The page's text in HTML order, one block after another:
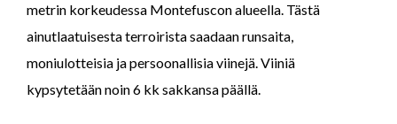
metrin korkeudessa Montefuscon alueella. Tästä
ainutlaatuisesta terroirista saadaan runsaita,
moniulotteisia ja persoonallisia viinejä. Viiniä
kypsytetään noin 6 kk sakkansa päällä.